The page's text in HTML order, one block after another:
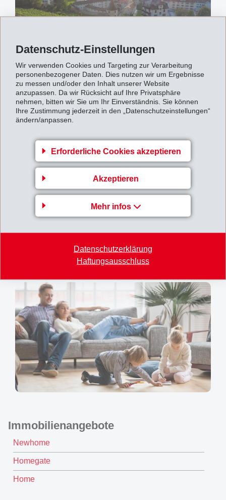
Datenschutz-Einstellungen
Wir verwenden Cookies und Targeting zur Verarbeitung
personenbezogener Daten. Dies nutzen wir um Ergebnisse
zu messen und/oder den Inhalt unserer Website
anzupassen. Da wir Rücksicht auf Ihre Privatsphäre
nehmen, bitten wir Sie um Ihr Einverständnis. Sie können
Ihre Zustimmung jederzeit in den „Datenschutzeinstellungen“
ändern/anpassen.
Erforderliche Cookies akzeptieren
Akzeptieren
Mehr infos
Datenschutzerklärung
Haftungsausschluss
Chur (Hauptstadt)
Bonaduz
Domat/Ems
Felsberg
Rhäzüns
Tamins
Immobilienangebote
Newhome
Homegate
Home